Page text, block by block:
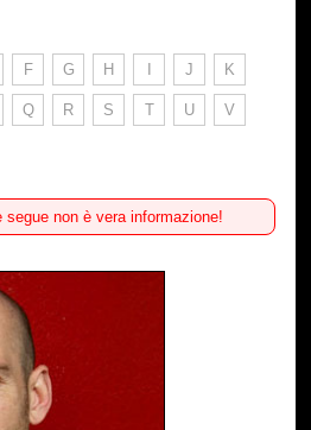
F G H I J K
Q R S T U V
non è vera informazione!